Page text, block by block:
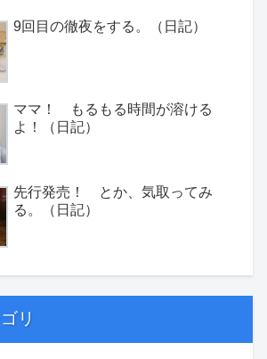
9回目の徹夜をする。（日記）
ママ！ もるもる時間が溶ける
よ！（日記）
先行発売！ とか、気取ってみ
る。（日記）
リ